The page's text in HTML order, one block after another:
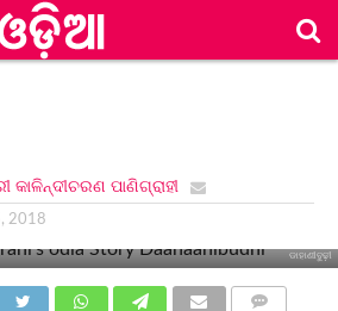
କାଳିନ୍ଦୀଚରଣ ପାଣିଗ୍ରାହୀ
2018
ଡାହାଣୀବୁଢ଼ୀ